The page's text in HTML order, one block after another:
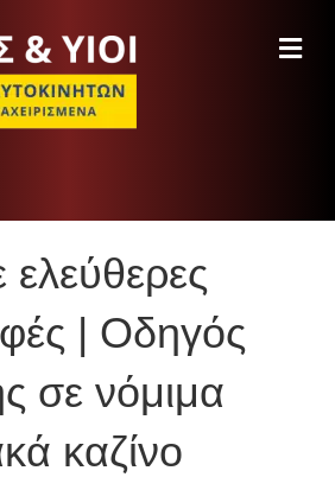
M
e
| Οδηγός
σε νόμιμα
καζίνο